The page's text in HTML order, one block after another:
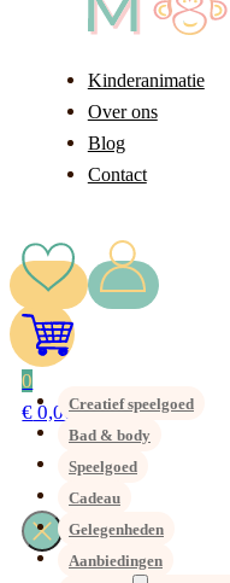
Kinderanimatie
Over ons
Blog
Contact
0
€ 0,00Creatief speelgoed
Bad & body
Speelgoed
Cadeau
Gelegenheden
Aanbiedingen